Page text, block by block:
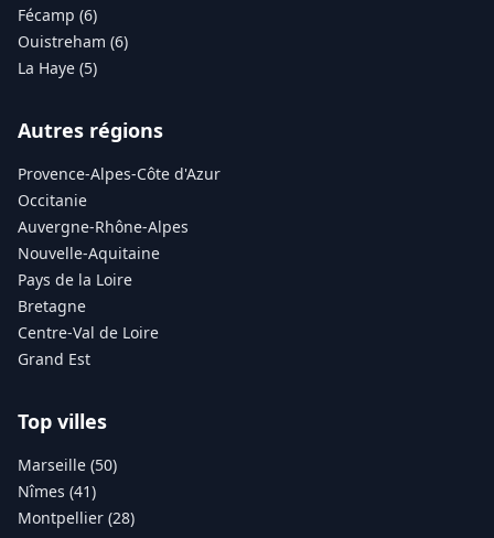
Fécamp (6)
Ouistreham (6)
La Haye (5)
Autres régions
Provence-Alpes-Côte d'Azur
Occitanie
Auvergne-Rhône-Alpes
Nouvelle-Aquitaine
Pays de la Loire
Bretagne
Centre-Val de Loire
Grand Est
Top villes
Marseille (50)
Nîmes (41)
Montpellier (28)